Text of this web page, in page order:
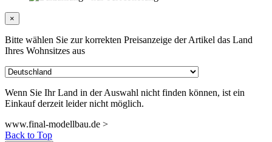
×
Bitte wählen Sie zur korrekten Preisanzeige der Artikel das Land
Ihres Wohnsitzes aus
Wenn Sie Ihr Land in der Auswahl nicht finden können, ist ein
Einkauf derzeit leider nicht möglich.
www.final-modellbau.de >
Back to Top